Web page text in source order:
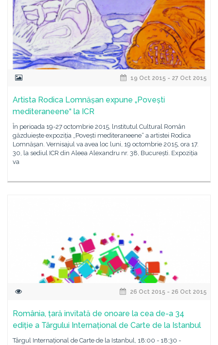
19 Oct 2015 - 27 Oct 2015
Artista Rodica Lomnășan expune „Povești
mediteraneene“ la ICR
În perioada 19-27 octombrie 2015, lnstitutul Cultural Român
găzduiește expoziția „Povești mediteraneene“ a artistei Rodica
Lomnășan. Vernisajul va avea loc luni, 19 octombrie 2015, ora 17.
30, la sediul ICR din Aleea Alexandru nr. 38, București. Expoziția
va
26 Oct 2015 - 26 Oct 2015
România, țară invitată de onoare la cea de-a 34
ediție a Târgului Internațional de Carte de la Istanbul
Târgul Internațional de Carte de la Istanbul, 18:00 - 18:30 -